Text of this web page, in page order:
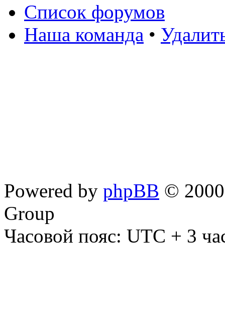
Список форумов
Наша команда •
Powered by phpBB ©
Group
Часовой пояс: UTC + 3